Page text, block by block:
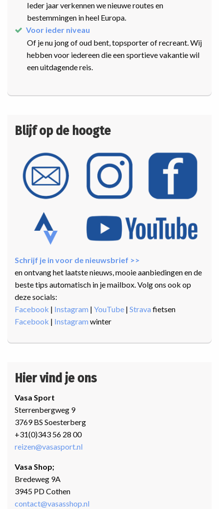
Ieder jaar verkennen we nieuwe routes en
bestemmingen in heel Europa.
Voor ieder niveau
Of je nu jong of oud bent, topsporter of recreant. Wij
hebben voor iedereen die een sportieve vakantie wil
een uitdagende reis.
Blijf op de hoogte
Schrijf je in voor de nieuwsbrief >>
en ontvang het laatste nieuws, mooie aanbiedingen en de
beste tips automatisch in je mailbox. Volg ons ook op
deze socials:
Facebook | Instagram | YouTube | Strava fietsen
Facebook | Instagram winter
Hier vind je ons
Vasa Sport
Sterrenbergweg 9
3769 BS Soesterberg
+31(0)343 56 28 00
reizen@vasasport.nl
Vasa Shop;
Bredeweg 9A
3945 PD Cothen
contact@vasasshop.nl